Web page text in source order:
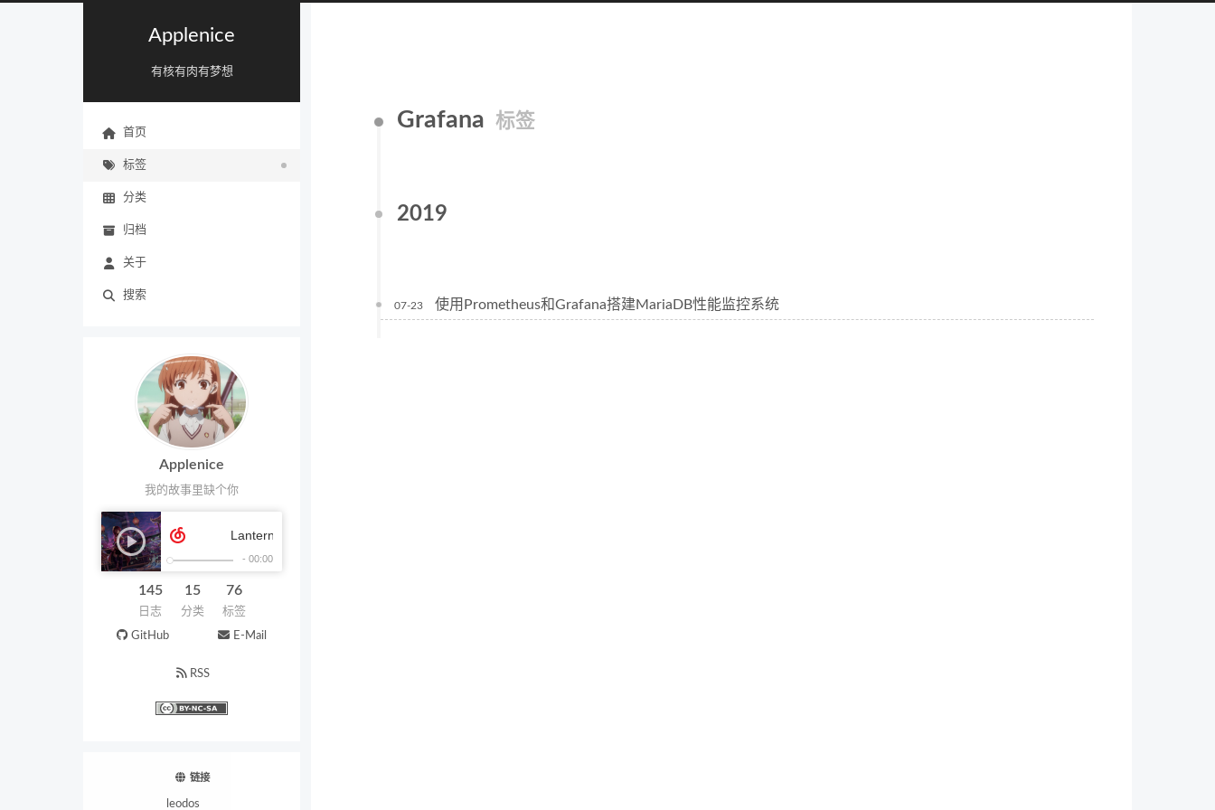
Applenice
有核有肉有梦想
首页
标签
分类
归档
关于
搜索
Applenice
我的故事里缺个你
145
日志
15
分类
76
标签
GitHub E-Mail
RSS
链接
leodos
Grafana 标签
2019
07-23 使用Prometheus和Grafana搭建MariaDB性能监控系统